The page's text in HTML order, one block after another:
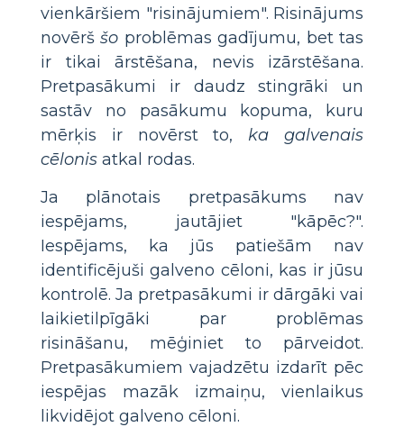
vienkāršiem "risinājumiem". Risinājums
novērššo problēmas gadījumu, bet tas
ir tikai ārstēšana, nevis izārstēšana.
Pretpasākumi ir daudz stingrāki un
sastāv no pasākumu kopuma, kuru
mērķis ir novērst to, ka galvenais
cēlonis atkal rodas.
Ja plānotais pretpasākums nav
iespējams, jautājiet "kāpēc?".
Iespējams, ka jūs patiešām nav
identificējuši galveno cēloni, kas ir jūsu
kontrolē. Ja pretpasākumi ir dārgāki vai
laikietilpīgāki par problēmas
risināšanu, mēģiniet to pārveidot.
Pretpasākumiem vajadzētu izdarīt pēc
iespējas mazāk izmaiņu, vienlaikus
likvidējot galveno cēloni.